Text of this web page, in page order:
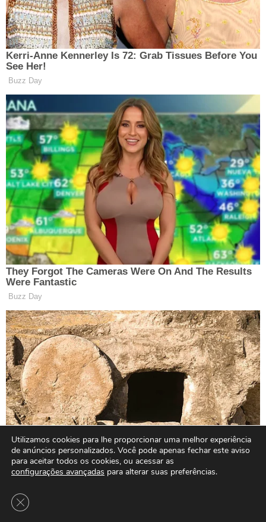
Utilizamos cookies para lhe proporcionar uma melhor experiência
de anúncios personalizados. Você pode apenas fechar este aviso
para aceitar todos os cookies, ou acessar as
configurações avançadas para alterar suas preferências.
Close GDPR Cookie Banner